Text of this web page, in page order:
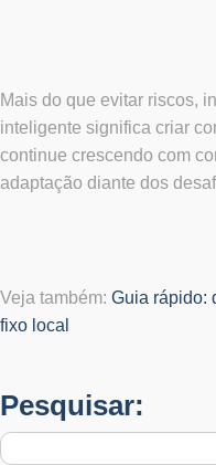
Mais do que evitar riscos,
inteligente significa criar
continue crescendo com
adaptação diante dos
Veja também: Guia rápido:
fixo local
Pesquisar: